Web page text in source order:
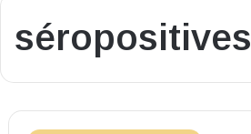
séropositives